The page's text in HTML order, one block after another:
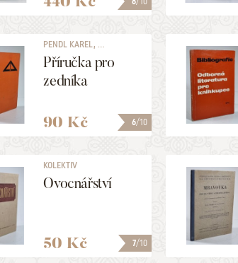
6/10
PENDL KAREL, ...
Příručka pro
zedníka
90 Kč
7/10
KOLEKTIV
Ovocnářství
50 Kč